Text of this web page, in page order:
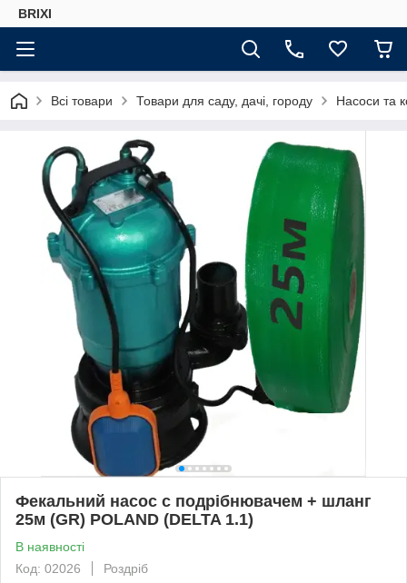
BRIXI
Всі товари Товари для саду, дачі, городу Насоси та
Фекальний насос c подрібнювачем + шланг
25м (GR) POLAND (DELTA 1.1)
В наявності
Код: 02026
Роздріб